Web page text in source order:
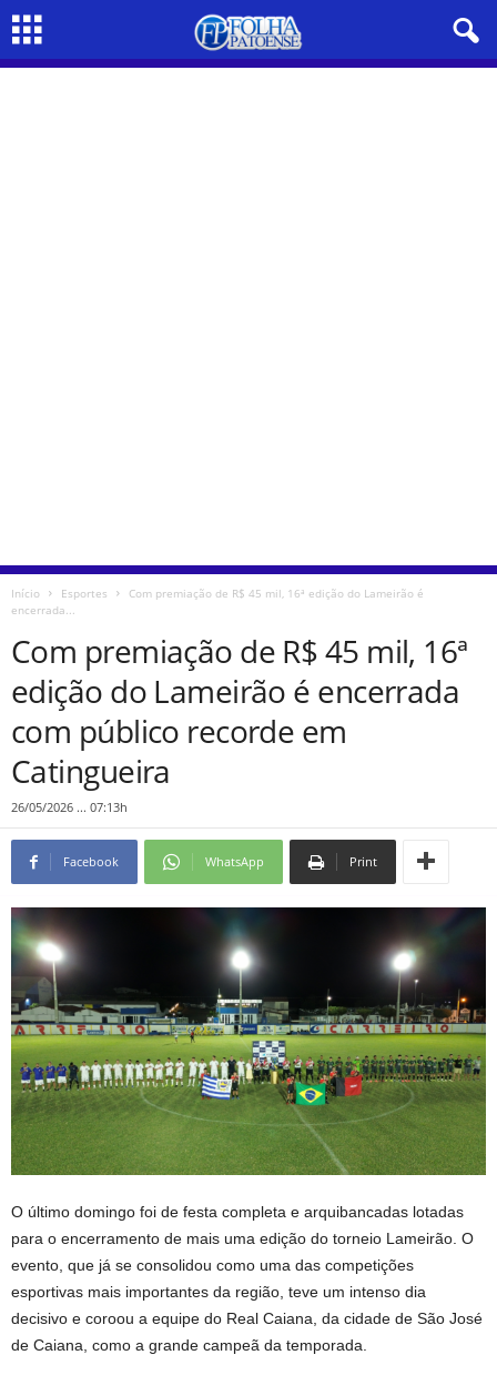
Início Esportes
Com premiação de R$ 45 mil, 16ª edição do Lameirão é
encerrada...
Com premiação de R$ 45 mil, 16ª
edição do Lameirão é encerrada
com público recorde em
Catingueira
26/05/2026 ... 07:13h
Facebook WhatsApp Print
O último domingo foi de festa completa e arquibancadas lotadas
para o encerramento de mais uma edição do torneio Lameirão. O
evento, que já se consolidou como uma das competições
esportivas mais importantes da região, teve um intenso dia
decisivo e coroou a equipe do Real Caiana, da cidade de São José
de Caiana, como a grande campeã da temporada.